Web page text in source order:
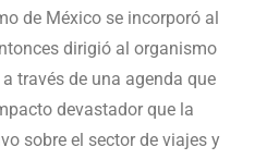
de México se incorporó al
dirigió al organismo
través de una agenda que
devastador que la
sobre el sector de viajes y